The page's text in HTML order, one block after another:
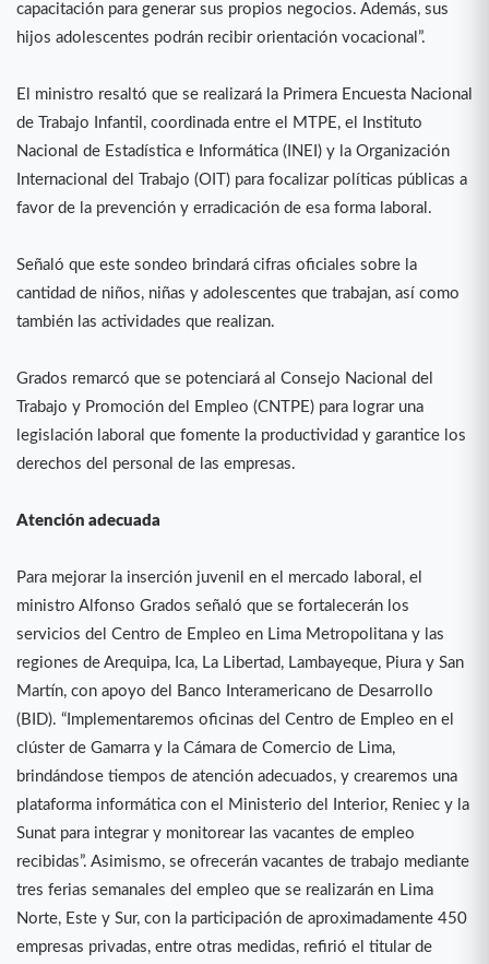
capacitación para generar sus propios negocios. Además, sus
hijos adolescentes podrán recibir orientación vocacional”.
El ministro resaltó que se realizará la Primera Encuesta Nacional
de Trabajo Infantil, coordinada entre el MTPE, el Instituto
Nacional de Estadística e Informática (INEI) y la Organización
Internacional del Trabajo (OIT) para focalizar políticas públicas a
favor de la prevención y erradicación de esa forma laboral.
Señaló que este sondeo brindará cifras oficiales sobre la
cantidad de niños, niñas y adolescentes que trabajan, así como
también las actividades que realizan.
Grados remarcó que se potenciará al Consejo Nacional del
Trabajo y Promoción del Empleo (CNTPE) para lograr una
legislación laboral que fomente la productividad y garantice los
derechos del personal de las empresas.
Atención adecuada
Para mejorar la inserción juvenil en el mercado laboral, el
ministro Alfonso Grados señaló que se fortalecerán los
servicios del Centro de Empleo en Lima Metropolitana y las
regiones de Arequipa, Ica, La Libertad, Lambayeque, Piura y San
Martín, con apoyo del Banco Interamericano de Desarrollo
(BID). “Implementaremos oficinas del Centro de Empleo en el
clúster de Gamarra y la Cámara de Comercio de Lima,
brindándose tiempos de atención adecuados, y crearemos una
plataforma informática con el Ministerio del Interior, Reniec y la
Sunat para integrar y monitorear las vacantes de empleo
recibidas”. Asimismo, se ofrecerán vacantes de trabajo mediante
tres ferias semanales del empleo que se realizarán en Lima
Norte, Este y Sur, con la participación de aproximadamente 450
empresas privadas, entre otras medidas, refirió el titular de